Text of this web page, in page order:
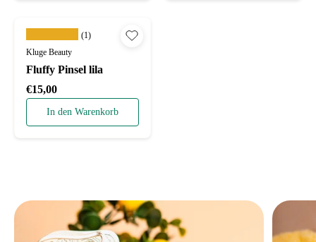
(1)
Kluge Beauty
Fluffy Pinsel lila
Normaler Preis
€15,00
In den Warenkorb